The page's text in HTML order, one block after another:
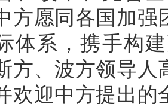
方愿同各国加
体系，携手构
方、波方领导人
欢迎中方提出的